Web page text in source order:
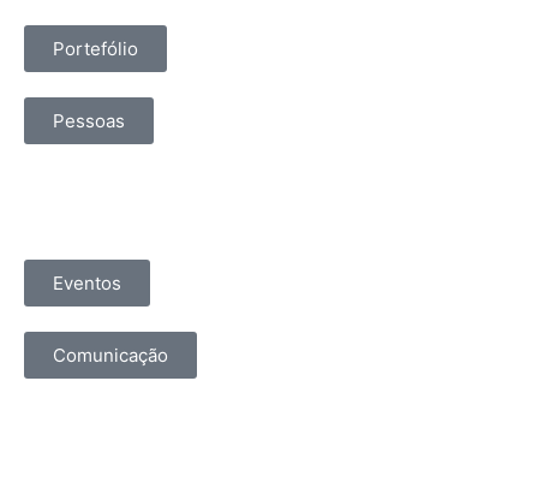
Portefólio
Pessoas
Eventos
Comunicação